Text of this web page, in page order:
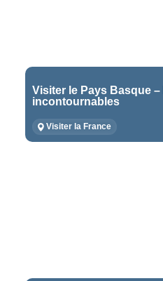
Visiter le Pays Basque
incontournables
Visiter la France